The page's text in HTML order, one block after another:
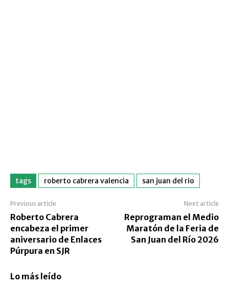
tags roberto cabrera valencia san juan del rio
Previous article
Roberto Cabrera
encabeza el primer
aniversario de Enlaces
Púrpura en SJR
Next article
Reprograman el Medio
Maratón de la Feria de
San Juan del Río 2026
Lo más leído